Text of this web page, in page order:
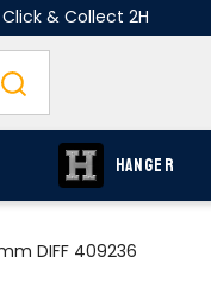
Click & Collect 2H
HANGER
DIFF 409236